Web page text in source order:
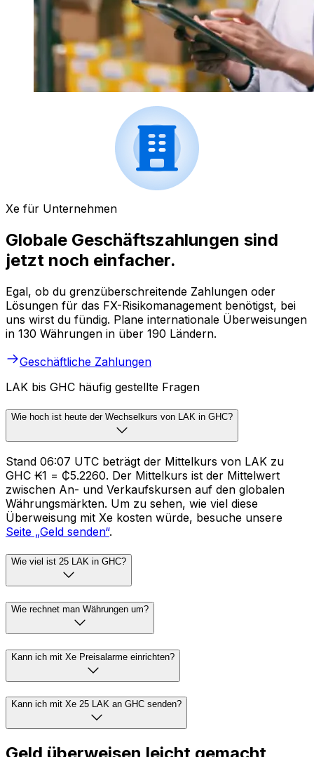
Xe für Unternehmen
Globale Geschäftszahlungen sind
jetzt noch einfacher.
Egal, ob du grenzüberschreitende Zahlungen oder
Lösungen für das FX-Risikomanagement benötigst, bei
uns wirst du fündig. Plane internationale Überweisungen
in 130 Währungen in über 190 Ländern.
Geschäftliche Zahlungen
LAK bis GHC häufig gestellte Fragen
Wie hoch ist heute der Wechselkurs von LAK in GHC?
Stand 06:07 UTC beträgt der Mittelkurs von LAK zu
GHC ₭1 = ₵5.2260. Der Mittelkurs ist der Mittelwert
zwischen An- und Verkaufskursen auf den globalen
Währungsmärkten. Um zu sehen, wie viel diese
Überweisung mit Xe kosten würde, besuche unsere
Seite „Geld senden“.
Wie viel ist 25 LAK in GHC?
Wie rechnet man Währungen um?
Kann ich mit Xe Preisalarme einrichten?
Kann ich mit Xe 25 LAK an GHC senden?